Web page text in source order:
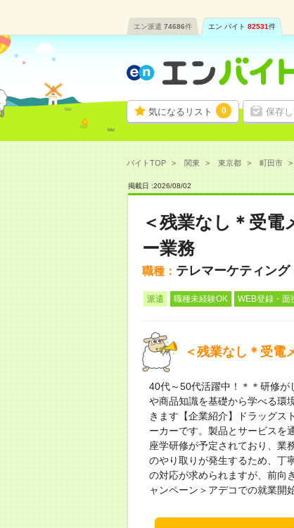
エン派遣 74686件 エン バイト 82531件
気になるリスト 0 保存
バイトTOP 関東 東京都 町田市
掲載日 :2026/08/02
＜残業なし＊受
ー業務
職種： テレマーケティン
派遣 職種未経験OK WEB登録・面
＜残業なし＊受電
40代～50代活躍中！＊＊研修
や商品知識を基礎から学べる環
きます【企業紹介】ドラッグス
ーカーです。製品とサービスを
座学研修が予定されており、業
のやり取りが発生するため、丁
の対応が求められますが、前向
ャンペーン＞アデコでの就業開